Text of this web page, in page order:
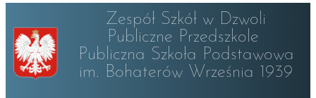
Zespół Szkół w Dzwoli
Publiczne Przedszkole
Publiczna Szkoła Podstawowa
im. Bohaterów Września 1939